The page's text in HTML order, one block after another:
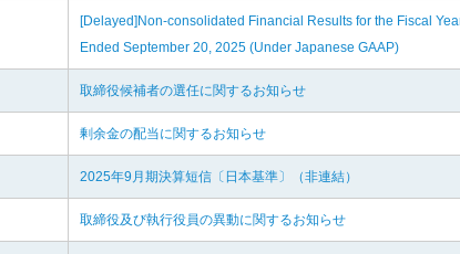
[Delayed]Non-consolidated Financial Results for the Fiscal
Ended September 20, 2025 (Under Japanese GAAP)
取締役候補者の選任に関するお知らせ
剰余金の配当に関するお知らせ
2025年9月期決算短信〔日本基準〕（非連結）
取締役及び執行役員の異動に関するお知らせ